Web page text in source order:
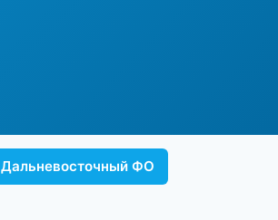
Дальневосточный ФО